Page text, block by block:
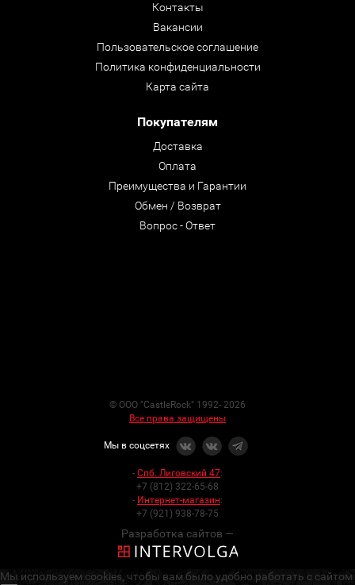
Контакты
Вакансии
Пользовательское соглашение
Политика конфиденциальности
Карта сайта
Покупателям
Доставка
Оплата
Преимущества и Гарантии
Обмен / Возврат
Вопрос - Ответ
© ООО "CastleRock" 1992- 2026
Все права защищены
Мы в соцсетях
- Спб. Лиговский 47:
+7 (812) 322-65-68
- Интернет-магазин:
+7 (921) 938-78-75
Разработка сайтов —
Мы используем cookies, чтобы вам было удобно работать с сайтом